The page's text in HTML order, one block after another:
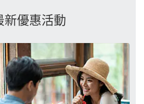
新優惠活動